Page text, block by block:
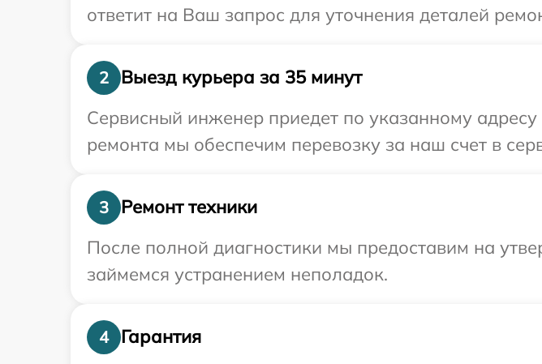
ответит на Ваш запрос для уточнения деталей
2
Выезд курьера за 35 минут
Сервисный инженер приедет по указанному
ремонта мы обеспечим перевозку за наш счет в
3
Ремонт техники
После полной диагностики мы предоставим на
займемся устранением неполадок.
4
Гарантия